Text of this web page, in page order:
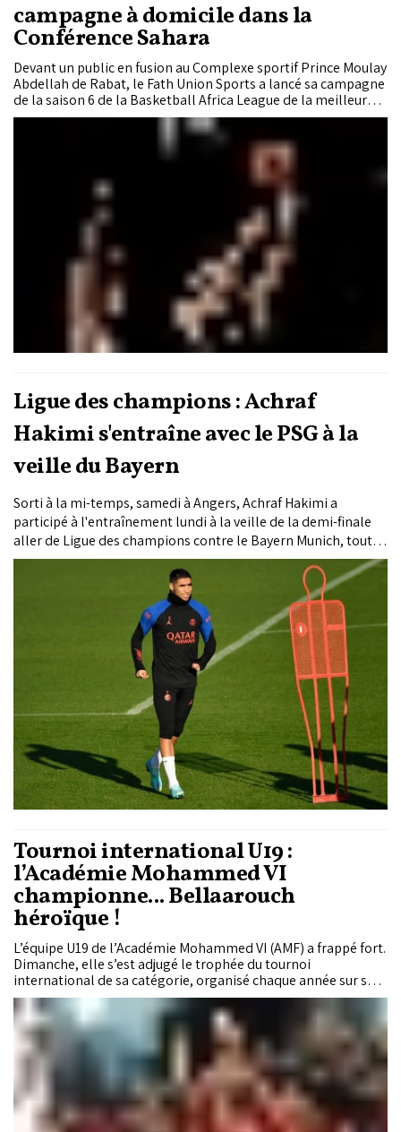
campagne à domicile dans la
Conférence Sahara
Devant un public en fusion au Complexe sportif Prince Moulay
Abdellah de Rabat, le Fath Union Sports a lancé sa campagne
de la saison 6 de la Basketball Africa League de la meilleure
des manières. Les champions du Maroc ont d’abord surclassé
les JCA Kings de Côte d’Ivoire (85-55) lors de la journée
inaugurale du 24 avril, avant d’enchaîner avec autorité face
aux Nigérians des Maktown Flyers (97-72) dimanche. Deux
victoires nettes, sans appel, qui propulsent les hommes de
Saïd El Bouzidi en tête de la Conférence Sahara et confirment
leur ambition : filer droit vers les phases finales de Kigali.
Ligue des champions : Achraf
Hakimi s'entraîne avec le PSG à la
veille du Bayern
Sorti à la mi-temps, samedi à Angers, Achraf Hakimi a
participé à l'entraînement lundi à la veille de la demi-finale
aller de Ligue des champions contre le Bayern Munich, tout
comme le milieu du Paris Saint-Germain, Vitinha, touché au
Tournoi international U19 :
l’Académie Mohammed VI
championne... Bellaarouch
héroïque !
L’équipe U19 de l’Académie Mohammed VI (AMF) a frappé fort.
Dimanche, elle s’est adjugé le trophée du tournoi
international de sa catégorie, organisé chaque année sur ses
propres installations. En finale, face aux Croates du HNK
Hajduk Split, les hommes de Khalid Sekkat ont tenu bon
avant de faire la différence lors de la séance fatidique des tirs
au but (0-0, 4 t.a.b. 2). Héros du jour, le portier Chouaïb
Bellaarouch s’est illustré en repoussant deux tentatives
adverses. Ce deuxième sacre, après celui de 2017, confirme la
dynamique ascendante de la formation des jeunes au
Royaume et prolonge l’essor du football marocain sur la
scène internationale.